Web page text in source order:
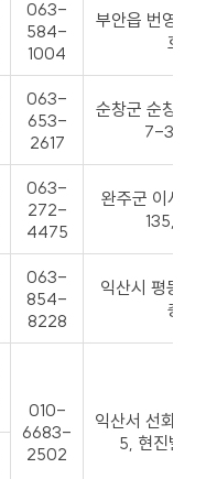
063-
584-
1004
부안읍 번영로
호
063-
653-
2617
순창군 순창읍
7-3번지
063-
272-
4475
완주군 이서면
135, 5층
063-
854-
8228
익산시 평동로
층
010-
6683-
2502
익산서 선화로
5, 현진빌딩